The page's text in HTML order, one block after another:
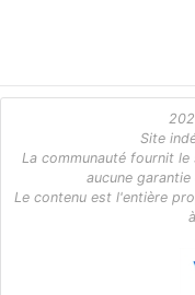
Site
La communauté fournit
aucune
Le contenu est l'entière